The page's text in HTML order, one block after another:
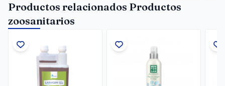
Productos relacionados Productos
zoosanitarios